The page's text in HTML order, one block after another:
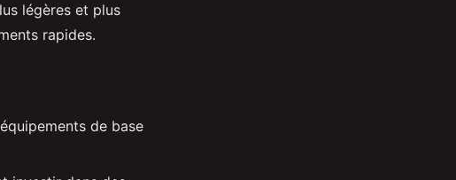
légères et plus
rapides.
de base